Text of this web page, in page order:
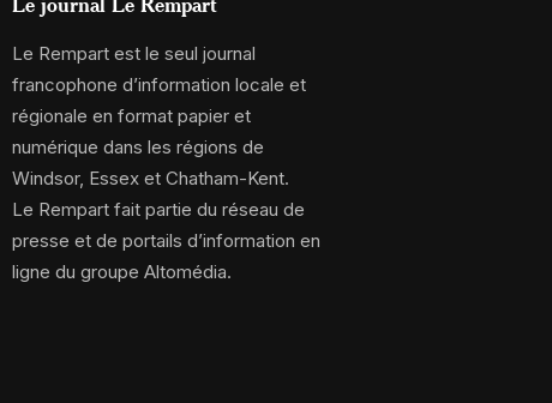
Le Rempart est le seul journal
francophone d’information locale et
régionale en format papier et
numérique dans les régions de
Windsor, Essex et Chatham-Kent.
Le Rempart fait partie du réseau de
presse et de portails d’information en
ligne du groupe Altomédia.